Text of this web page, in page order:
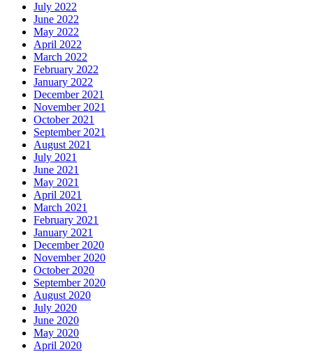
July 2022
June 2022
May 2022
April 2022
March 2022
February 2022
January 2022
December 2021
November 2021
October 2021
September 2021
August 2021
July 2021
June 2021
May 2021
April 2021
March 2021
February 2021
January 2021
December 2020
November 2020
October 2020
September 2020
August 2020
July 2020
June 2020
May 2020
April 2020